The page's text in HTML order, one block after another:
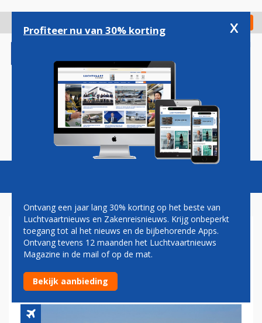
gaan
Check in
Magazine Podcasts Vacatures
AIR ASIA X TOESTEL KEERT AL
SCHUDDEND TERUG NAAR
PERTH
Profiteer nu van 30% korting x
Ontvang een jaar lang 30% korting op het beste van
Luchtvaartnieuws en Zakenreisnieuws. Krijg onbeperkt
toegang tot al het nieuws en de bijbehorende Apps.
Ontvang tevens 12 maanden het Luchtvaartnieuws
Magazine in de mail of op de mat.
Bekijk aanbieding